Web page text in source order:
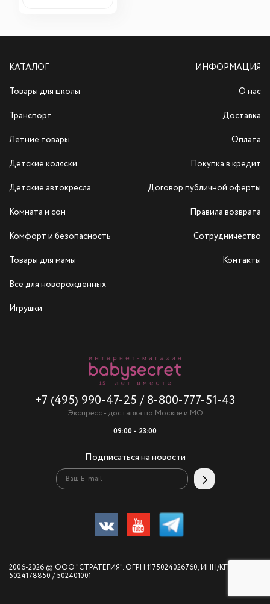
КАТАЛОГ
Товары для школы
Транспорт
Летние товары
Детские коляски
Детские автокресла
Комната и сон
Комфорт и безопасность
Товары для мамы
Все для новорожденных
Игрушки
+7 (495) 990-47-25 / 8-800-777-51-43
Экспресс - доставка по Москве и МО
09:00 - 23:00
Подписаться на новости
ИНФОРМАЦИЯ
О нас
Доставка
Оплата
Покупка в кредит
Договор публичной оферты
Правила возврата
Сотрудничество
Контакты
2006-2026 © ООО "СТРАТЕГИЯ". ОГРН 1175024026760, ИНН/КПП
5024178850 / 502401001